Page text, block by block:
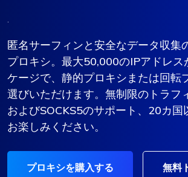
匿名サーフィンと安全なデータ収集
プロキシ。最大50,000のIPアドレス
ケージで、静的プロキシまたは回転
選びいただけます。無制限のトラフ
およびSOCKS5のサポート、20カ国
お楽しみください。
プロキシを購入する 無料